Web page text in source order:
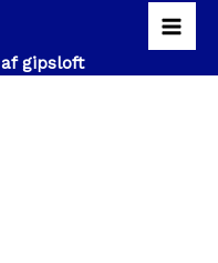
gipsloft